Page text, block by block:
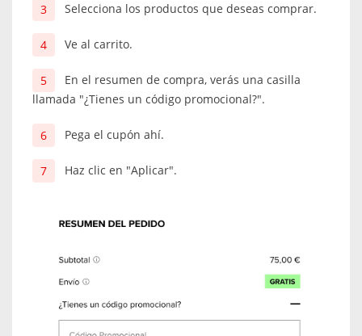
Selecciona los productos que deseas comprar.
Ve al carrito.
En el resumen de compra, verás una casilla
llamada "¿Tienes un código promocional?".
Pega el cupón ahí.
Haz clic en "Aplicar".